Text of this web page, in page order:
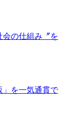
会の仕組み〞を
」を一気通貫で